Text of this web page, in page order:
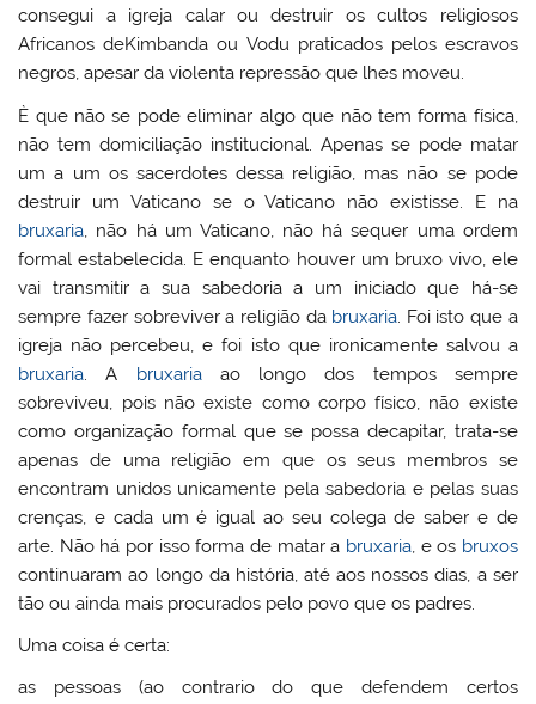
consegui a igreja calar ou destruir os cultos religiosos
Africanos deKimbanda ou Vodu praticados pelos escravos
negros, apesar da violenta repressão que lhes moveu.
È que não se pode eliminar algo que não tem forma física,
não tem domiciliação institucional. Apenas se pode matar
um a um os sacerdotes dessa religião, mas não se pode
destruir um Vaticano se o Vaticano não existisse. E na
bruxaria , não há um Vaticano, não há sequer uma ordem
formal estabelecida. E enquanto houver um bruxo vivo, ele
vai transmitir a sua sabedoria a um iniciado que há-se
sempre fazer sobreviver a religião da bruxaria . Foi isto que a
igreja não percebeu, e foi isto que ironicamente salvou a
bruxaria . A bruxariaao longo dos tempos sempre
sobreviveu, pois não existe como corpo físico, não existe
como organização formal que se possa decapitar, trata-se
apenas de uma religião em que os seus membros se
encontram unidos unicamente pela sabedoria e pelas suas
crenças, e cada um é igual ao seu colega de saber e de
arte. Não há por isso forma de matar a bruxaria, e os bruxos
continuaram ao longo da história, até aos nossos dias, a ser
tão ou ainda mais procurados pelo povo que os padres.
Uma coisa é certa:
as pessoas (ao contrario do que defendem certos